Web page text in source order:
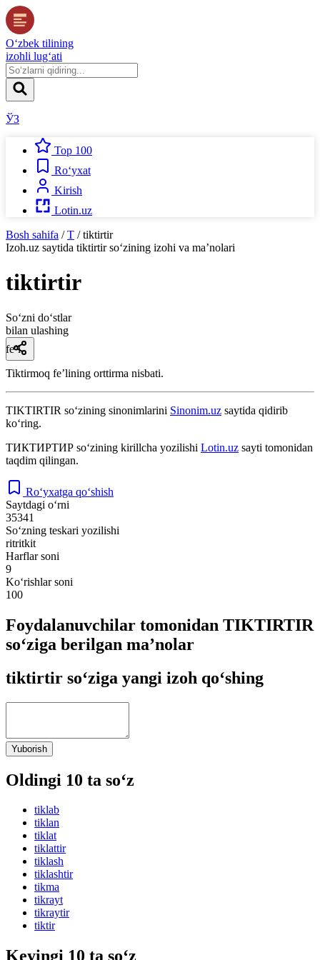
O‘zbek tilining
izohli lug‘ati
ЎЗ
Top 100
Ro‘yxat
Kirish
Lotin.uz
Bosh sahifa / T / tiktirtir
Izoh.uz saytida tiktirtirso‘zining izohi va ma’nolari
tiktirtir
So‘zni do‘stlar
bilan ulashing
fe’l
Tiktirmoq feʼlining orttirma nisbati.
TIKTIRTIR so‘zining sinonimlarini Sinonim.uz saytida qidirib
ko‘ring.
ТИКТИРТИР so‘zining kirillcha yozilishi Lotin.uz sayti tomonidan
taqdim qilingan.
Ro‘yxatga qo‘shish
Saytdagi o‘rni
35341
So‘zning teskari yozilishi
ritritkit
Harflar soni
9
Ko‘rishlar soni
100
Foydalanuvchilar tomonidan TIKTIRTIR
so‘ziga berilgan ma’nolar
tiktirtir so‘ziga yangi izoh qo‘shing
Yuborish
Oldingi 10 ta so‘z
tiklab
tiklan
tiklat
tiklattir
tiklash
tiklashtir
tikma
tikrayt
tikraytir
tiktir
Keyingi 10 ta so‘z